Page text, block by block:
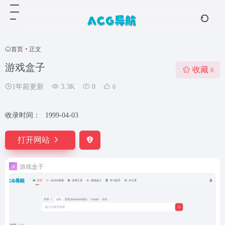
首页 • 正文
游戏盒子
1年前更新 3.3K 0 0
收藏 0
收录时间： 1999-04-03
打开网站
游戏盒子